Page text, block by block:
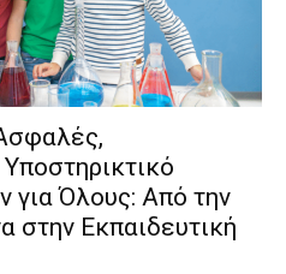
για Όλους: Από την
στην Εκπαιδευτική